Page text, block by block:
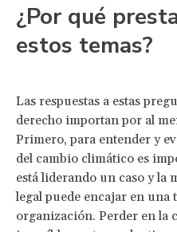
¿Por qué
estos temas?
Las respuestas a estas
derecho importan por al
Primero, para entender y
del cambio climático es
está liderando un caso y la
legal puede encajar en una
organización. Perder en la